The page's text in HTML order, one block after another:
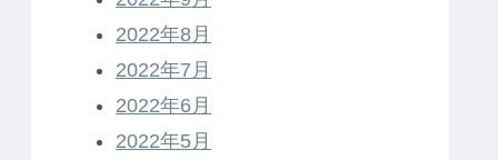
2022年8月
2022年7月
2022年6月
2022年5月